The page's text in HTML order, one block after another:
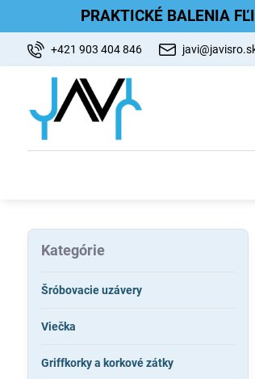
PRAKTICKÉ BALENIA
+421 903 404 846
Kategórie
Šróbovacie uzávery
Viečka
Griffkorky a korkové zátky